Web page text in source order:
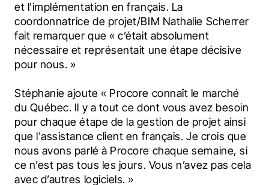
et l'implémentation en français. La
coordonnatrice de projet/BIM Nathalie Scherrer
fait remarquer que « c’était absolument
nécessaire et représentait une étape décisive
pour nous. »
Stéphanie ajoute « Procore connaît le marché
du Québec. Il y a tout ce dont vous avez besoin
pour chaque étape de la gestion de projet ainsi
que l'assistance client en français. Je crois que
nous avons parlé à Procore chaque semaine, si
ce n’est pas tous les jours. Vous n’avez pas cela
avec d’autres logiciels. »